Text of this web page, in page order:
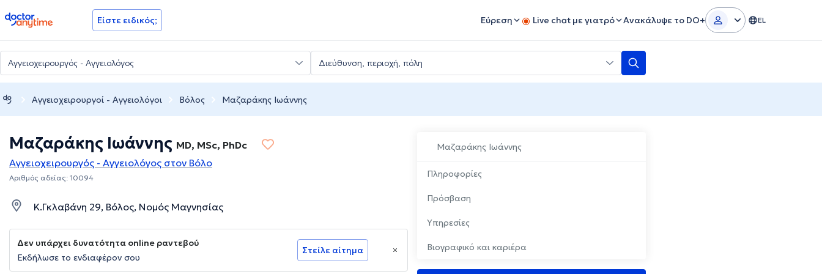
doctoranytime Είστε ειδικός; Εύρεση Live chat με γιατρό Ανακάλυψε το DO+ EL
Αγγειοχειρουργοί - Αγγειολόγοι Βόλος Μαζαράκης Ιωάννης
Μαζαράκης Ιωάννης
Πληροφορίες
Πρόσβαση
Υπηρεσίες
Βιογραφικό και καριέρα
Μαζαράκης Ιωάννης MD, MSc, PhDc
Αγγειοχειρουργός - Αγγειολόγος στον Βόλο
Αριθμός αδείας: 10094
Κ.Γκλαβάνη 29, Βόλος, Νομός Μαγνησίας
Δεν υπάρχει δυνατότητα online ραντεβού
Εκδήλωσε το ενδιαφέρον σου
Στείλε αίτημα